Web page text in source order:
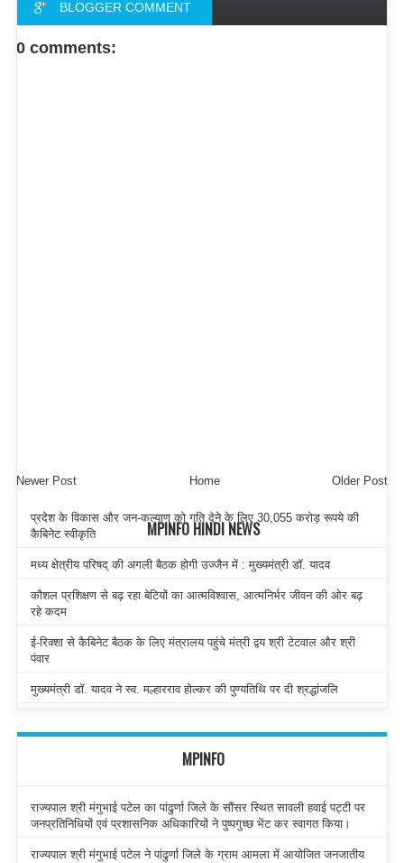
BLOGGER COMMENT
FACEBOOK COMMENT
0 comments:
Newer Post Older Post
Home
MPINFO HINDI NEWS
प्रदेश के विकास और जन-कल्याण को गति देने के लिए 30,055 करोड़ रूपये की
कैबिनेट स्वीकृति
मध्य क्षेत्रीय परिषद् की अगली बैठक होगी उज्जैन में : मुख्यमंत्री डॉ. यादव
कौशल प्रशिक्षण से बढ़ रहा बेटियों का आत्मविश्वास, आत्मनिर्भर जीवन की ओर बढ़
रहे कदम
ई-रिक्शा से कैबिनेट बैठक के लिए मंत्रालय पहुंचे मंत्री द्वय श्री टेटवाल और श्री
पंवार
मुख्यमंत्री डॉ. यादव ने स्व. मल्हारराव होल्कर की पुण्यतिथि पर दी श्रद्धांजलि
MPINFO
राज्यपाल श्री मंगुभाई पटेल का पांढुर्णा जिले के सौंसर स्थित सावली हवाई पट्टी पर
जनप्रतिनिधियों एवं प्रशासनिक अधिकारियों ने पुष्पगुच्छ भेंट कर स्वागत किया।
राज्यपाल श्री मंगुभाई पटेल ने पांढुर्णा जिले के ग्राम आमला में आयोजित जनजातीय